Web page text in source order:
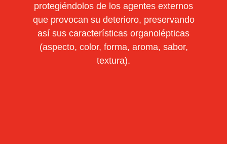
protegiéndolos de los agentes externos
que provocan su deterioro, preservando
así sus características organolépticas
(aspecto, color, forma, aroma, sabor,
textura).